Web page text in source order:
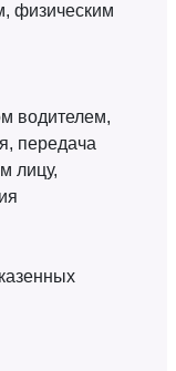
физическим
водителем,
передача
лицу,